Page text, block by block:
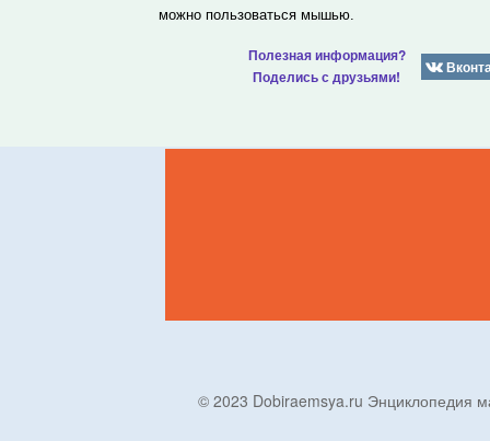
можно пользоваться мышью.
Полезная информация?
Поделись с друзьями!
© 2023 Dobiraemsya.ru